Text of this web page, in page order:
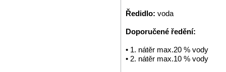
Ředidlo: voda
Doporučené ředění:
• 1. nátěr max.20 % vody
• 2. nátěr max.10 % vody